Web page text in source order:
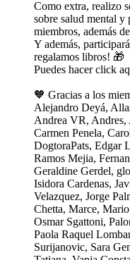
Como extra, realizo
sobre salud mental y
miembros, además
Y además,
regalamos libros! 🎁
⁠⁠⁠⁠⁠⁠⁠⁠⁠⁠⁠⁠⁠⁠⁠⁠⁠⁠⁠⁠⁠⁠⁠⁠⁠⁠⁠⁠⁠⁠⁠⁠⁠⁠⁠⁠Puedes hacer click
🧡 Gracias a los
Alejandro Deyá,
Andrea VR,
Carmen Penela,
DogtoraPats, Edgar
Ramos Mejia,
Geraldine Gerdel,
Isidora Cardenas,
Velazquez, Jorge
Chetta, Marce,
Osmar Sgattoni,
Paola Raquel
Surijanovic, Sara